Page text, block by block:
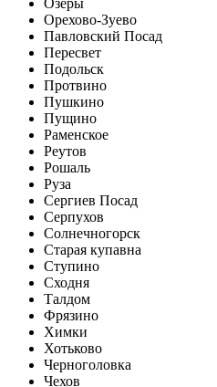
Орехово-Зуево
Павловский Посад
Пересвет
Подольск
Протвино
Пушкино
Пущино
Раменское
Реутов
Рошаль
Руза
Сергиев Посад
Серпухов
Солнечногорск
Старая купавна
Ступино
Сходня
Талдом
Фрязино
Химки
Хотьково
Черноголовка
Чехов